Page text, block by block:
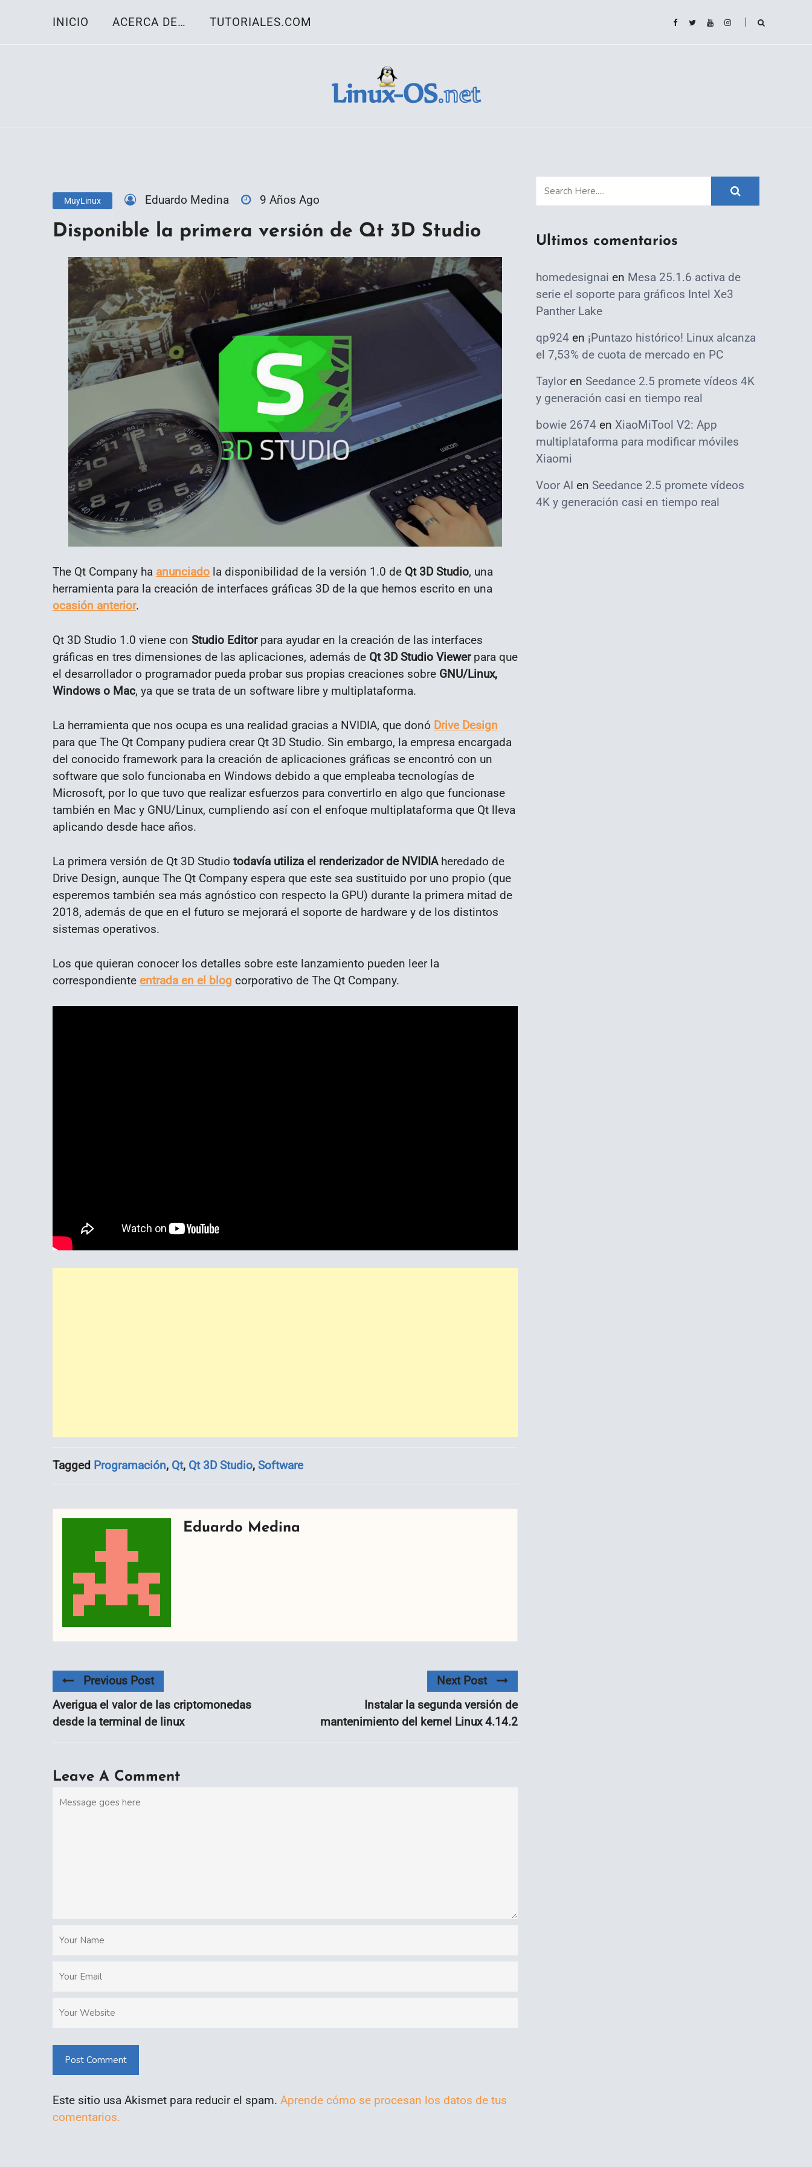
INICIO ACERCA DE… TUTORIALES.COM
MuyLinux Eduardo Medina 9 Años Ago
Disponible la primera versión de Qt 3D Studio
The Qt Company ha anunciado la disponibilidad de la versión 1.0 de Qt 3D Studio, una
herramienta para la creación de interfaces gráficas 3D de la que hemos escrito en una
ocasión anterior.
Qt 3D Studio 1.0 viene con Studio Editorpara ayudar en la creación de las interfaces
gráficas en tres dimensiones de las aplicaciones, además de Qt 3D Studio Viewerpara que
el desarrollador o programador pueda probar sus propias creaciones sobre GNU/Linux,
Windows o Mac, ya que se trata de un software libre y multiplataforma.
La herramienta que nos ocupa es una realidad gracias a NVIDIA, que donó Drive Design
para que The Qt Company pudiera crear Qt 3D Studio. Sin embargo, la empresa encargada
del conocido framework para la creación de aplicaciones gráficas se encontró con un
software que solo funcionaba en Windows debido a que empleaba tecnologías de
Microsoft, por lo que tuvo que realizar esfuerzos para convertirlo en algo que funcionase
también en Mac y GNU/Linux, cumpliendo así con el enfoque multiplataforma que Qt lleva
aplicando desde hace años.
La primera versión de Qt 3D Studio todavía utiliza el renderizador de NVIDIAheredado de
Drive Design, aunque The Qt Company espera que este sea sustituido por uno propio (que
esperemos también sea más agnóstico con respecto la GPU) durante la primera mitad de
2018, además de que en el futuro se mejorará el soporte de hardware y de los distintos
sistemas operativos.
Los que quieran conocer los detalles sobre este lanzamiento pueden leer la
correspondiente entrada en el blog corporativo de The Qt Company.
Tagged Programación, Qt, Qt 3D Studio, Software
Eduardo Medina
Previous Post
Averigua el valor de las criptomonedas
desde la terminal de linux
Next Post
Instalar la segunda versión de
mantenimiento del kernel Linux 4.14.2
Leave A Comment
Post Comment
Este sitio usa Akismet para reducir el spam. Aprende cómo se procesan los datos de tus
comentarios.
Ultimos comentarios
homedesignai en Mesa 25.1.6 activa de
serie el soporte para gráficos Intel Xe3
Panther Lake
qp924 en ¡Puntazo histórico! Linux alcanza
el 7,53% de cuota de mercado en PC
Taylor en Seedance 2.5 promete vídeos 4K
y generación casi en tiempo real
bowie 2674 en XiaoMiTool V2: App
multiplataforma para modificar móviles
Xiaomi
Voor AI en Seedance 2.5 promete vídeos
4K y generación casi en tiempo real